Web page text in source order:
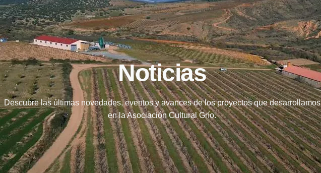
Noticias
Descubre las últimas novedades, eventos y avances de los proyectos que desarrollamos
en la Asociación Cultural Grío.